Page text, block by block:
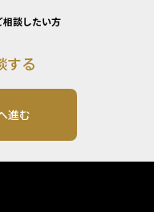
談したい方
する
進む